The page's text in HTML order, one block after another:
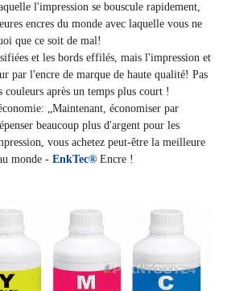
l'impression se bouscule rapidement,
encres du monde avec laquelle vous ne
que ce soit de mal!
et les bords effilés, mais l'impression et
par l'encre de marque de haute qualité! Pas
couleurs après un temps plus court !
„Maintenant, économiser par
beaucoup plus d'argent pour les
vous achetez peut-être la meilleure
monde - EnkTec® Encre !